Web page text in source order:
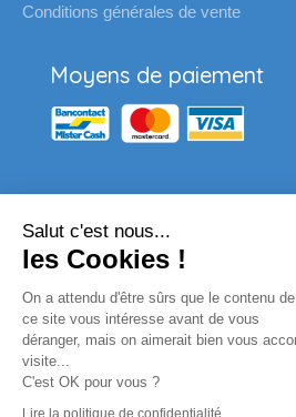
Conditions générales de vente
Moyens de paiement
Nos partenaires
Vous souhaitez
commande pour
Envoyez un email à
complètez le
Salut c'est nous...
les Cookies !
On a attendu d'être sûrs que le contenu de
ce site vous intéresse avant de vous
déranger, mais on aimerait bien vous
visite...
C'est OK pour vous ?
Lire la politique de confidentialité